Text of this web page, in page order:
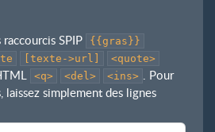
SPIP
{{gras}}
[texte->url]
<quote>
<q> <del> <ins>
. Pour
laissez simplement des lignes